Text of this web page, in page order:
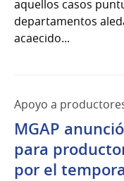
aquellos casos
departamentos
acaecido...
Apoyo a
MGAP
para
por el